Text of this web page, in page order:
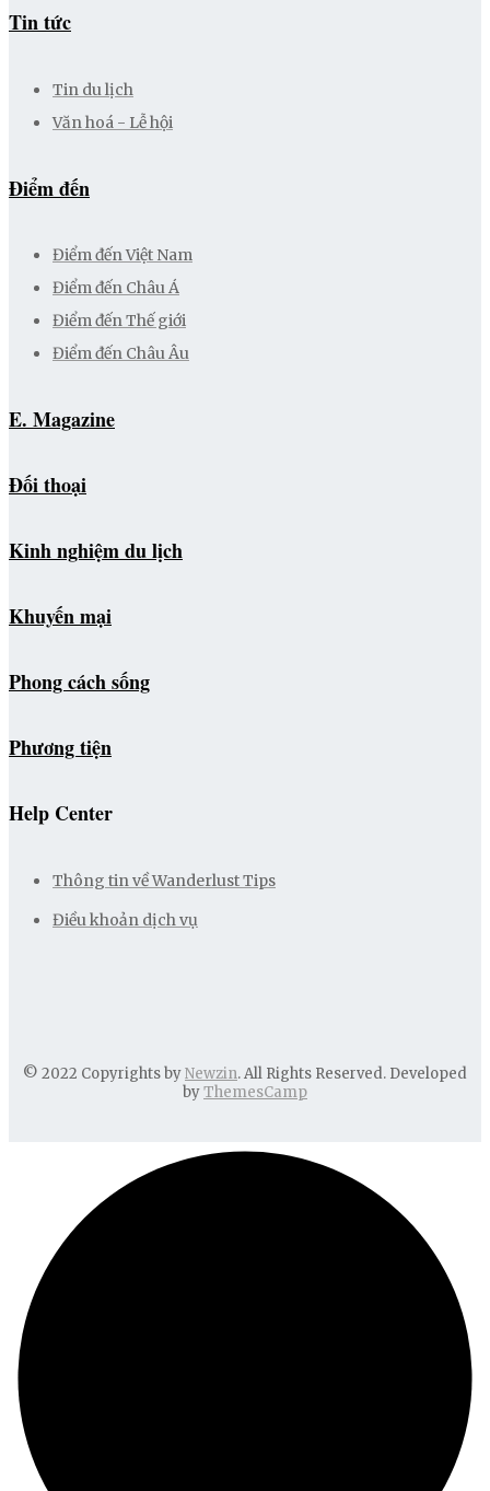
Tin tức
Tin du lịch
Văn hoá - Lễ hội
Điểm đến
Điểm đến Việt Nam
Điểm đến Châu Á
Điểm đến Thế giới
Điểm đến Châu Âu
E. Magazine
Đối thoại
Kinh nghiệm du lịch
Khuyến mại
Phong cách sống
Phương tiện
Help Center
Thông tin về Wanderlust Tips
Điều khoản dịch vụ
© 2022 Copyrights byNewzin. All Rights Reserved. Developed
byThemesCamp